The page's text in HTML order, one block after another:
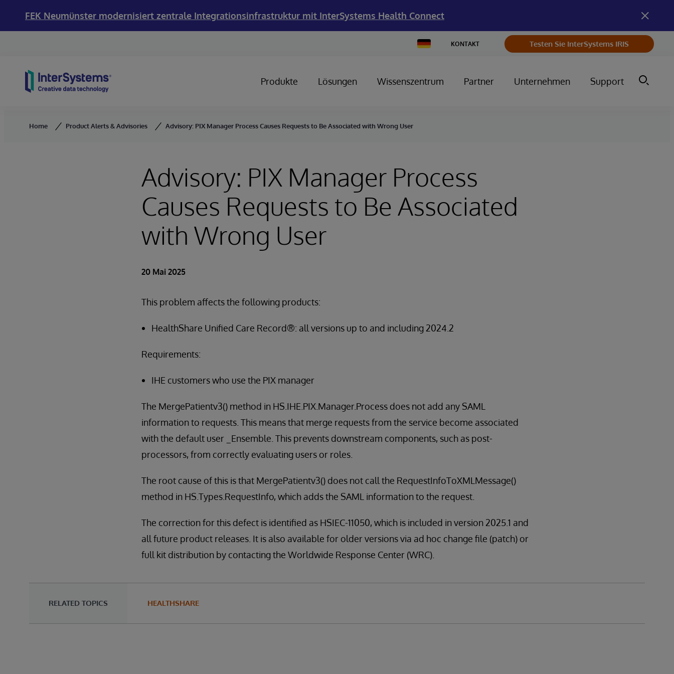
FEK Neumünster modernisiert zentrale Integrationsinfrastruktur mit InterSystems Health Connect
Change
Country
KONTAKT Testen Sie InterSystems IRIS
Produkte Lösungen Wissenszentrum Partner Unternehmen Support
Home Product Alerts & Advisories Advisory: PIX Manager Process Causes Requests to Be Associated with Wrong User
Advisory: PIX Manager Process
Causes Requests to Be Associated
with Wrong User
20 Mai 2025
This problem affects the following products:
HealthShare Unified Care Record®: all versions up to and including 2024.2
Requirements:
IHE customers who use the PIX manager
The MergePatientv3() method in HS.IHE.PIX.Manager.Process does not add any SAML
information to requests. This means that merge requests from the service become associated
with the default user _Ensemble. This prevents downstream components, such as post-
processors, from correctly evaluating users or roles.
The root cause of this is that MergePatientv3() does not call the RequestInfoToXMLMessage()
method in HS.Types.RequestInfo, which adds the SAML information to the request.
The correction for this defect is identified as HSIEC-11050, which is included in version 2025.1 and
all future product releases. It is also available for older versions via ad hoc change file (patch) or
full kit distribution by contacting the Worldwide Response Center (WRC).
RELATED TOPICS HEALTHSHARE